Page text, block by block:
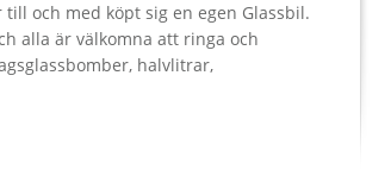
och med köpt sig en egen Glassbil.
alla är välkomna att ringa och
halvlitrar,